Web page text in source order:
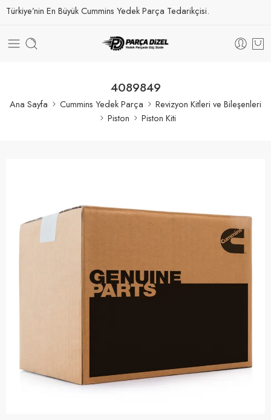
Türkiye’nin En Büyük Cummins Yedek Parça Tedarikçisi.
4089849
Ana Sayfa Cummins Yedek Parça
Revizyon Kitleri ve Bileşenleri
Piston
Piston Kiti